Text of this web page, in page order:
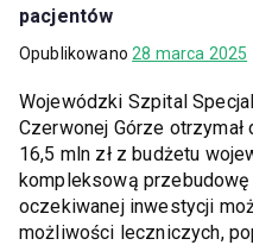
pacjentów
Opublikowano28 marca 2025
Wojewódzki Szpital
Czerwonej Górze
16,5 mln zł z budżetu
kompleksową przebudowę
oczekiwanej inwestycji
możliwości leczniczych,